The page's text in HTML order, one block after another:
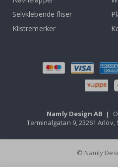
Selvklebende fliser
Klistremerker
Namly Design AB |
Terminalgatan 9, 23261 Arlöv,
© Namly